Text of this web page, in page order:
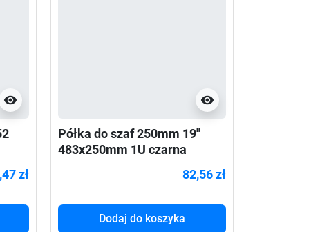
visibility
zł
visibility
Półka do szaf 250mm 19"
483x250mm 1U czarna
82,56 zł
Dodaj do koszyka